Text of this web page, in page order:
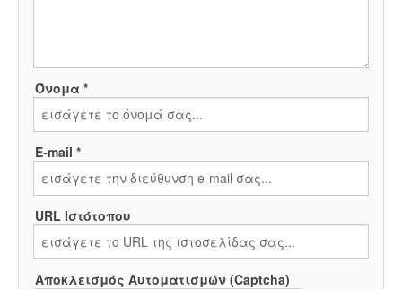
Όνομα *
E-mail *
URL Ιστότοπου
Αποκλεισμός Αυτοματισμών (Captcha)